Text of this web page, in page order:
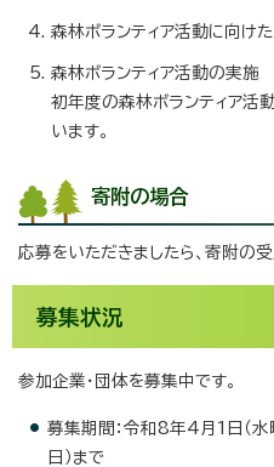
森林ボランティア活動に向け
森林ボランティア活動の実施
初年度の森林ボランティア活
います。
寄附の場合
応募をいただきましたら、寄附の
募集状況
参加企業・団体を募集中です。
募集期間：令和8年4月1日（
日）まで